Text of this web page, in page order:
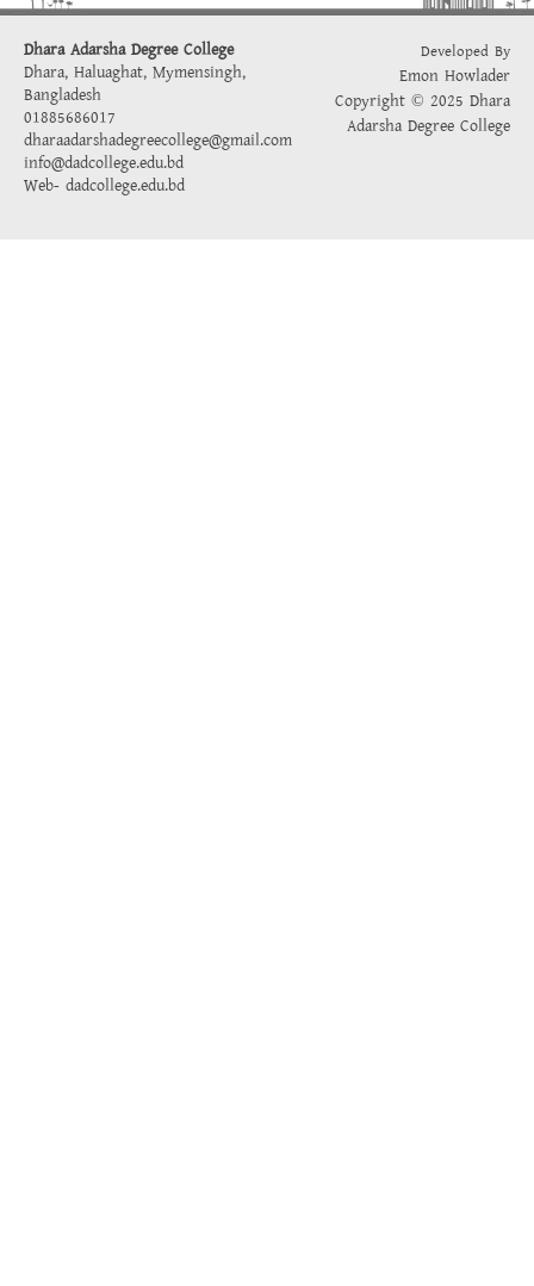
Dhara Adarsha Degree College
Dhara, Haluaghat, Mymensingh,
Bangladesh
01885686017
dharaadarshadegreecollege@gmail.com
info@dadcollege.edu.bd
Web- dadcollege.edu.bd
Developed By
Emon Howlader
Copyright © 2025 Dhara
Adarsha Degree College